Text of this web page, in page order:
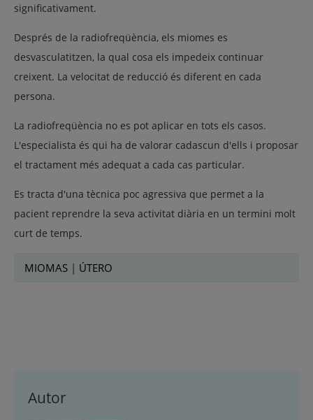
significativament.
Després de la radiofreqüència, els miomes es
desvasculatitzen, la qual cosa els impedeix continuar
creixent. La velocitat de reducció és diferent en cada
persona.
La radiofreqüència no es pot aplicar en tots els casos.
L'especialista és qui ha de valorar cadascun d'ells i proposar
el tractament més adequat a cada cas particular.
Es tracta d'una tècnica poc agressiva que permet a la
pacient reprendre la seva activitat diària en un termini molt
curt de temps.
MIOMAS | ÚTERO
Autor